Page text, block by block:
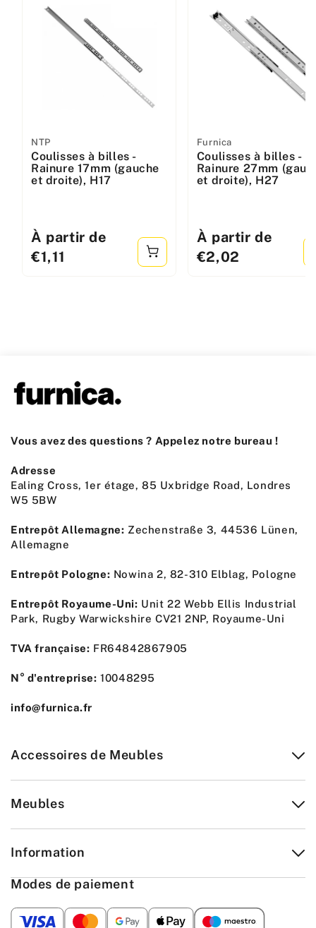
Fabricant
:
NTP
Coulisses à billes -
Rainure 17mm (gauche
et droite), H17
Prix
standard
À partir de
€1,11
Fabricant
:
Furnica
Coulisses à billes -
Rainure 27mm
et droite), H27
Prix
standard
À partir de
€2,02
Vous avez des questions ? Appelez notre bureau !
Adresse
Ealing Cross, 1er étage, 85 Uxbridge Road, Londres
W5 5BW
Entrepôt Allemagne: Zechenstraße 3, 44536 Lünen,
Allemagne
Entrepôt Pologne: Nowina 2, 82-310 Elblag, Pologne
Entrepôt Royaume-Uni: Unit 22 Webb Ellis Industrial
Park, Rugby Warwickshire CV21 2NP, Royaume-Uni
TVA française: FR64842867905
N° d'entreprise: 10048295
info@furnica.fr
Accessoires de Meubles
Meubles
Information
Modes de paiement